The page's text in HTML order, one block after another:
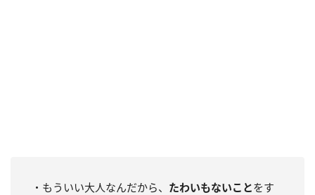
・もういい大人なんだから、 たわいもないことをす